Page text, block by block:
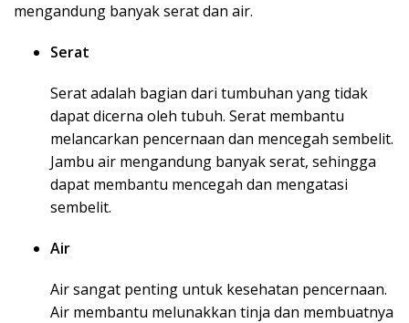
mengandung banyak serat dan air.
Serat
Serat adalah bagian dari tumbuhan yang tidak
dapat dicerna oleh tubuh. Serat membantu
melancarkan pencernaan dan mencegah sembelit.
Jambu air mengandung banyak serat, sehingga
dapat membantu mencegah dan mengatasi
sembelit.
Air
Air sangat penting untuk kesehatan pencernaan.
Air membantu melunakkan tinja dan membuatnya